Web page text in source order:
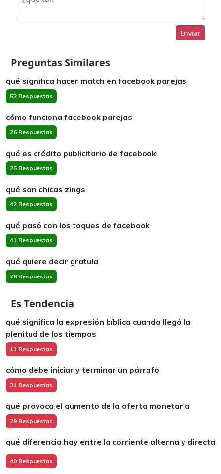
Enviar
Preguntas Similares
qué significa hacer match en facebook parejas
52 Respuestas
cómo funciona facebook parejas
26 Respuestas
qué es crédito publicitario de facebook
25 Respuestas
qué son chicas zings
42 Respuestas
qué pasó con los toques de facebook
41 Respuestas
qué quiere decir gratula
28 Respuestas
Es Tendencia
qué significa la expresión bíblica cuando llegó la
plenitud de los tiempos
11 Respuestas
cómo debe iniciar y terminar un párrafo
31 Respuestas
qué provoca el aumento de la oferta monetaria
29 Respuestas
qué diferencia hay entre la corriente alterna y directa
40 Respuestas